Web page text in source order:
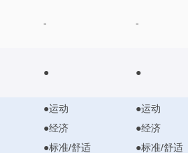
- -
● ●
●运动
●经济
●标准/舒适
●运动
●经济
●标准/舒适